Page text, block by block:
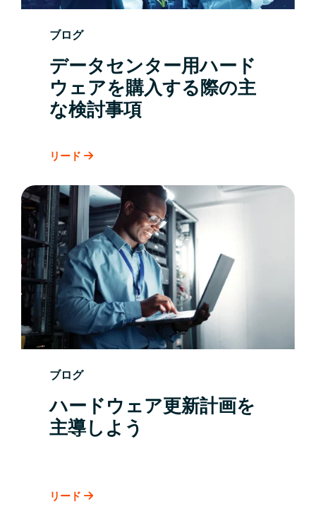
ブログ
データセンター用ハード
ウェアを購入する際の主
な検討事項
リード
ブログ
ハードウェア更新計画を
主導しよう
リード